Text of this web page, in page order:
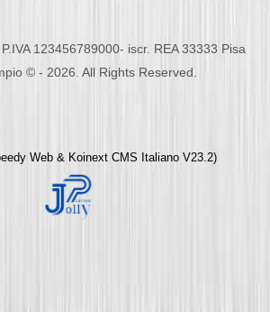
123456789000- iscr. REA 33333 Pisa
© - 2026. All Rights Reserved.
Web & Koinext CMS Italiano V23.2)